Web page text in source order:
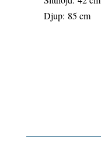
Djup: 85 cm